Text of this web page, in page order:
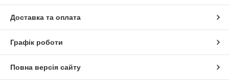
Доставка та оплата
Графік роботи
Повна версія сайту